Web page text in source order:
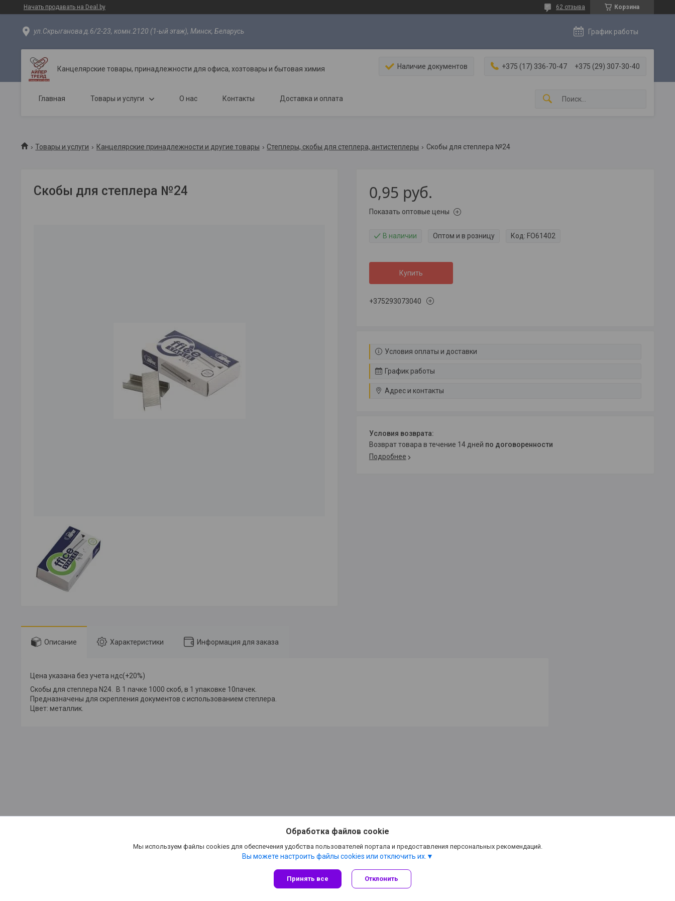
Начать продавать на Deal.by Корзина
62 отзыва
ул.Скрыганова д.6/2-23, комн.2120 (1-ый этаж), Минск, Беларусь График работы
Канцелярские товары, принадлежности для офиса, хозтовары и бытовая химия Наличие документов +375 (17) 336-70-47 +375 (29) 307-30-40
Главная Товары и услуги О нас Контакты Доставка и оплата
Товары и услуги Канцелярские принадлежности и другие товары Степлеры, скобы для степлера, антистеплеры Скобы для степлера №24
Скобы для степлера №24 0,95 руб.
Показать оптовые цены
В наличии Оптом и в розницу Код: FO61402
Купить
+375293073040
Условия оплаты и доставки
График работы
Адрес и контакты
возврат товара в течение 14 дней по договоренности
Подробнее
Описание Характеристики Информация для заказа
Цена указана без учета ндс(+20%)
Скобы для степлера N24. В 1 пачке 1000 скоб, в 1 упаковке 10пачек.
Предназначены для скрепления документов с использованием степлера.
Цвет: металлик.
Сайт создан на платформе Deal.by
Политика обработки файлов cookies
Обработка файлов cookie
Мы используем файлы cookies для обеспечения удобства пользователей портала и предоставления персональных рекомендаций.
Вы можете настроить файлы cookies или отключить их.
Принять все Отклонить